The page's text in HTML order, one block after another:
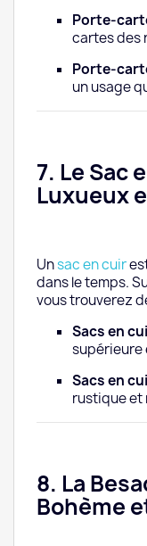
Porte-
cartes des
Porte-
un usage
7. Le Sac
Luxueux
Unsac en cuir
dans le temps.
vous trouverez
Sacs en
supérieure
Sacs en
rustique et
8. La
Bohème